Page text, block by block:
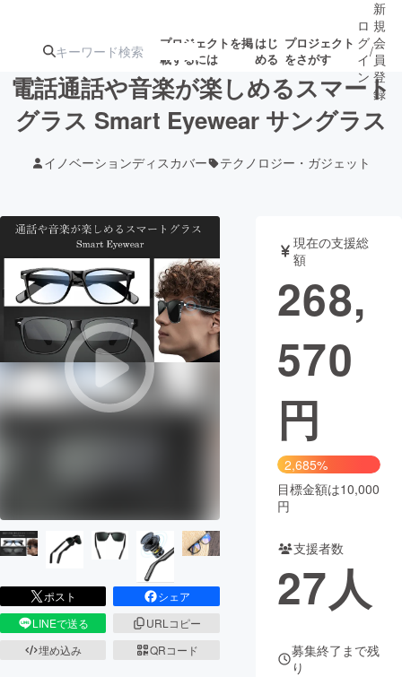
プロジェクトを掲
載するには
はじ
める
プロジェクト
をさがす
ジェクト
ターン
ジェクト
ロジェクト
されます
アート・写真 音楽
テクノロジー・ガジェット ゲーム・サ
映像・映画
ビジネス・起業
CAMPFIRE Creation
CAMPFIREふるさと納税machi-ya コミュニティ
ロ
グ
イ
ン
/
新
規
会
員
登
録
電話通話や音楽が楽しめるスマート
グラス Smart Eyewear サングラス
イノベーションディスカバー テクノロジー・ガジェット
ポスト
シェア
LINEで送る
URLコピー
埋め込み
QRコード
現在の支援総
額
268,
570
円
2,685%
目標金額は10,000
円
支援者数
27人
募集終了まで残
り